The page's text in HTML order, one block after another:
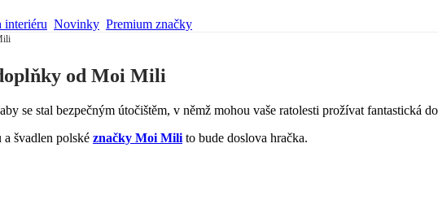
interiéru Novinky Premium značky
od Moi Mili
se stal bezpečným útočištěm, v němž mohou vaše ratolesti prožívat fantastická
švadlen polské značky Moi Mili to bude doslova hračka.